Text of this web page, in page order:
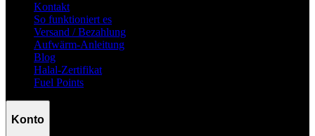
Kontakt
So funktioniert es
Versand / Bezahlung
Aufwärm-Anleitung
Blog
Halal-Zertifikat
Fuel Points
Konto